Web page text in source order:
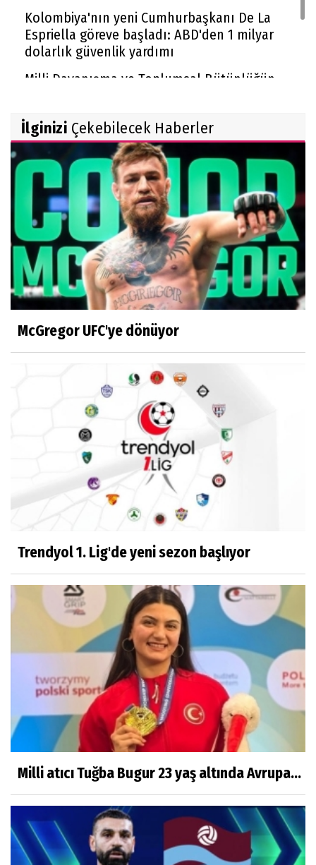
Kolombiya'nın yeni Cumhurbaşkanı De La
Espriella göreve başladı: ABD'den 1 milyar
dolarlık güvenlik yardımı
Milli Dayanışma ve Toplumsal Bütünlüğün
McGregor UFC'ye dönüyor
İlginizi Çekebilecek Haberler
McGregor UFC'ye dönüyor
Trendyol 1. Lig'de yeni sezon başlıyor
Milli atıcı Tuğba Bugur 23 yaş altında Avrupa...